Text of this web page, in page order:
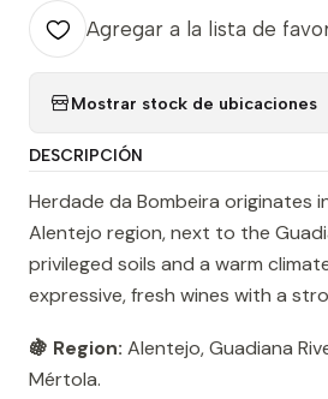
Agregar a la lista de
Mostrar stock de ubicaciones
DESCRIPCIÓN
Herdade da Bombeira originates
Alentejo region, next to the
privileged soils and a warm
expressive, fresh wines with a
🍇 Region: Alentejo, Guadiana
Mértola.